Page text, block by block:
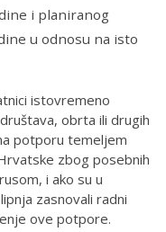
i planiranog
u odnosu na isto
istovremeno
obrta ili drugih
potporu temeljem
zbog posebnih
i ako su u
zasnovali radni
ove potpore.